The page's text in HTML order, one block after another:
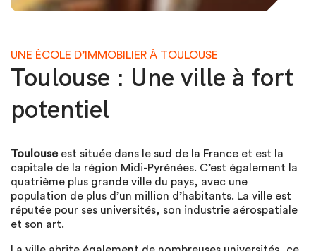
UNE ÉCOLE D’IMMOBILIER À TOULOUSE
Toulouse : Une ville à fort
potentiel
Toulouseest située dans le sud de la France et est la
capitale de la région Midi-Pyrénées. C’est également la
quatrième plus grande ville du pays, avec une
population de plus d’un million d’habitants. La ville est
réputée pour ses universités, son industrie aérospatiale
et son art.